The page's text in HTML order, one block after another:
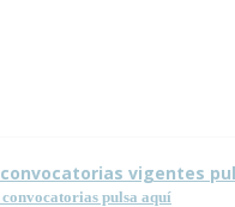
vigentes
pulsa aquí